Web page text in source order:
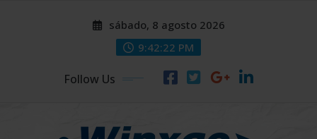
sábado, 8 agosto 2026
9:42:23 PM
Follow Us